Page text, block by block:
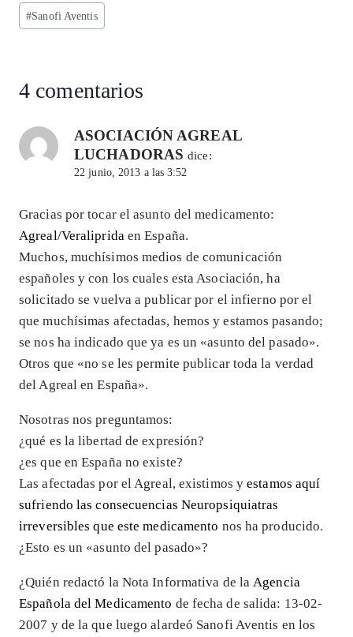
#Sanofi Aventis
4 comentarios
ASOCIACIÓN AGREAL
LUCHADORAS dice:
22 junio, 2013 a las 3:52
Gracias por tocar el asunto del medicamento:
Agreal/Veraliprida en España.
Muchos, muchísimos medios de comunicación
españoles y con los cuales esta Asociación, ha
solicitado se vuelva a publicar por el infierno por el
que muchísimas afectadas, hemos y estamos pasando;
se nos ha indicado que ya es un «asunto del pasado».
Otros que «no se les permite publicar toda la verdad
del Agreal en España».
Nosotras nos preguntamos:
¿qué es la libertad de expresión?
¿es que en España no existe?
Las afectadas por el Agreal, existimos yestamos aquí
sufriendo las consecuencias Neuropsiquiatras
irreversibles que este medicamento nos ha producido.
¿Esto es un «asunto del pasado»?
¿Quién redactó la Nota Informativa de la Agencia
Española del Medicamento de fecha de salida: 13-02-
2007 y de la que luego alardeó Sanofi Aventis en los